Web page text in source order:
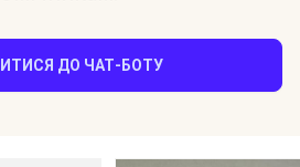
ДО ЧАТ-БОТУ